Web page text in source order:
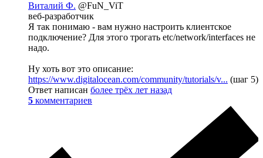
Виталий Ф. @FuN_ViT
веб-разработчик
Я так понимаю - вам нужно настроить клиентское
подключение? Для этого трогать etc/network/interfaces не
надо.
Ну хоть вот это описание:
https://www.digitalocean.com/community/tutorials/v... (шаг 5)
Ответ написан более трёх лет назад
5 комментариев